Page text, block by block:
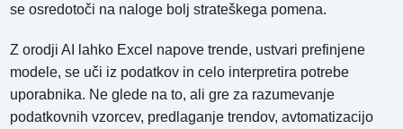
se osredotoči na naloge bolj strateškega pomena.
Z orodji AI lahko Excel napove trende, ustvari prefinjene
modele, se uči iz podatkov in celo interpretira potrebe
uporabnika. Ne glede na to, ali gre za razumevanje
podatkovnih vzorcev, predlaganje trendov, avtomatizacijo